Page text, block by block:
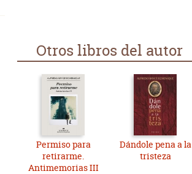
Otros libros del autor
Permiso para
retirarme.
Antimemorias III
Dándole pena a la
tristeza